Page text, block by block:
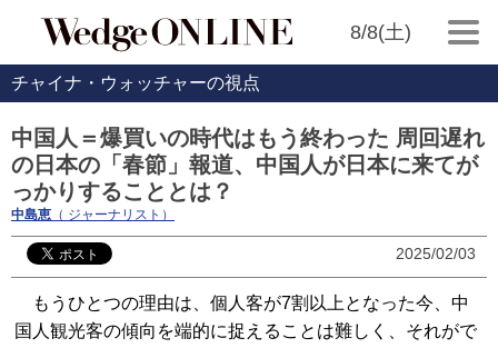
8/8(土)
チャイナ・ウォッチャーの視点
中国人＝爆買いの時代はもう終わった 周回遅れ
の日本の「春節」報道、中国人が日本に来てが
っかりすることとは？
中島恵 （ ジャーナリスト）
2025/02/03
もうひとつの理由は、個人客が7割以上となった今、中
国人観光客の傾向を端的に捉えることは難しく、それがで